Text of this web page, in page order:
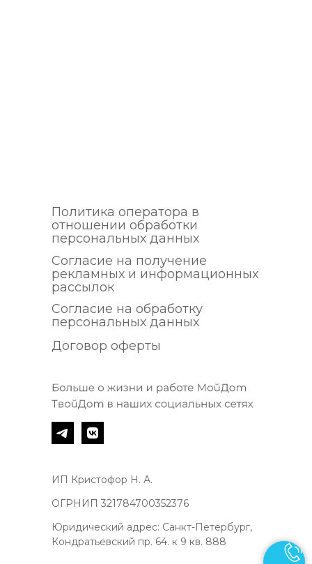
Политика оператора в
отношении обработки
персональных данных
Согласие на получение
рекламных и информационных
рассылок
Согласие на обработку
персональных данных
Договор оферты
Юридический адрес: Санкт-Петербург,
Кондратьевский пр. 64. к 9 кв. 888
ИП Кристофор Н. А.
ОГРНИП 321784700352376